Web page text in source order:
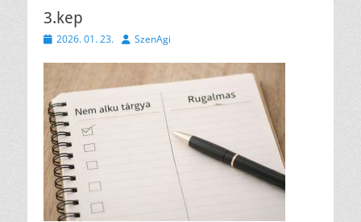
3.kep
Közzétéve
2026. 01. 23. SzerzőSzenAgi